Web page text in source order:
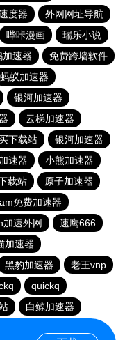
度器
外网网址导航
哔咔漫画
瑞乐小说
加速器
免费跨墙软件
蚂蚁加速器
银河加速器
云梯加速器
下载站
银河加速器
速器
小熊加速器
载站
原子加速器
免费加速器
加速外网
速鹰666
加速器
黑豹加速器
老王vnp
quickq
白鲸加速器